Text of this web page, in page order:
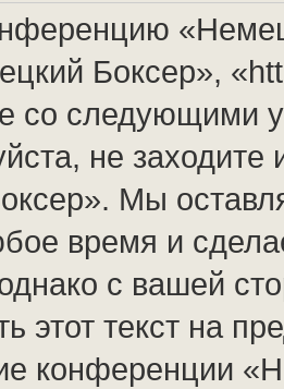
Боксер»,
со следующими
не
Мы
время и
с вашей
этот текст на
конференции